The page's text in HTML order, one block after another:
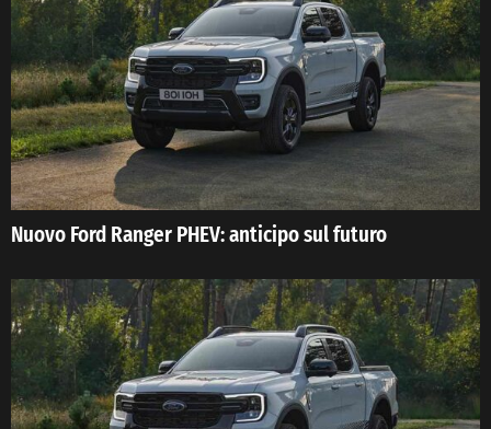
Nuovo Ford Ranger PHEV: anticipo sul futuro